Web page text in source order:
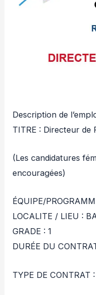
Description de
TITRE : Directeur
(Les candidatures
encouragées)
ÉQUIPE/
LOCALITE / LIEU :
GRADE : 1
DURÉE DU
TYPE DE CONTRAT